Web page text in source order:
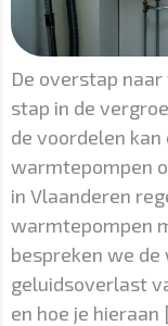
De overstap
stap in de
de voordelen
warmtepompen
in Vlaanderen
warmtepompen
bespreken we
geluidsoverlast
en hoe je